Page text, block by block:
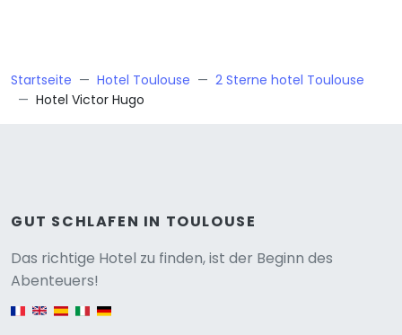
Startseite Hotel Toulouse
2 Sterne hotel Toulouse
Hotel Victor Hugo
GUT SCHLAFEN IN TOULOUSE
Das richtige Hotel zu finden, ist der Beginn des
Abenteuers!
English version